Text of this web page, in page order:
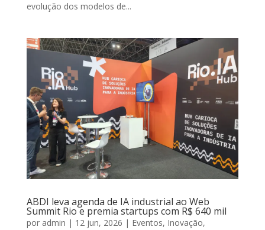
evolução dos modelos de...
ABDI leva agenda de IA industrial ao Web
Summit Rio e premia startups com R$ 640 mil
por admin | 12 jun, 2026 | Eventos, Inovação,